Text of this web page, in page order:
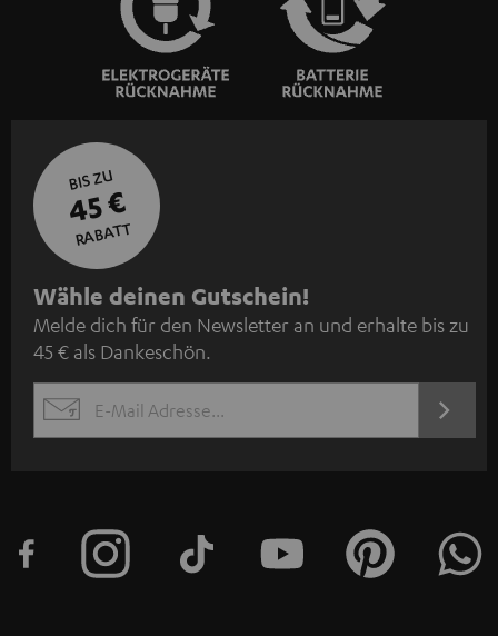
BIS ZU
45 €
RABATT
N
e
w
s
l
e
Wähle deinen Gutschein!
Melde dich für den Newsletter an und erhalte bis zu
45 € als Dankeschön.
EMAIL
JETZT